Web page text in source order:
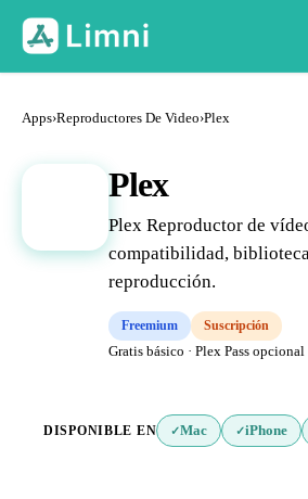
Apps›Reproductores De Video›Plex
Plex
Plex Reproductor de
compatibilidad,
reproducción.
Freemium
Suscripción
Gratis básico · Plex Pass opcional
DISPONIBLE EN ✓Mac ✓iPhone